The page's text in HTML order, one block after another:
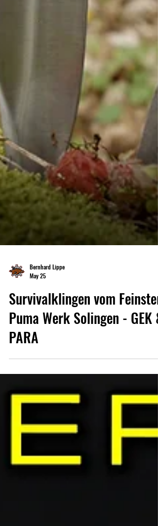
Bernhard Lippe
May 25
Survivalklingen vom Feinsten:
Puma Werk Solingen - GEK &
PARA